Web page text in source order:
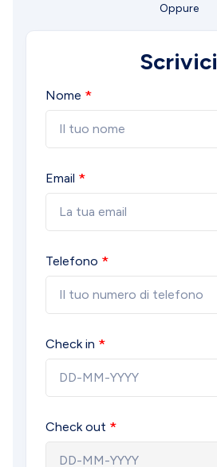
Oppure
Scrivici
Nome
Email
Telefono
Check in
Check out